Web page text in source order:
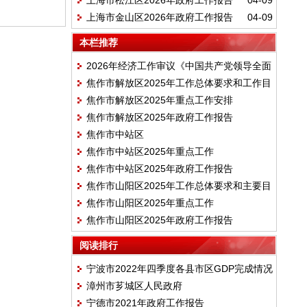
04-09
上海市金山区2026年政府工作报告
本栏推荐
2026年经济工作审议《中国共产党领导全面
依法治国工作条例》
焦作市解放区2025年工作总体要求和工作目
标
焦作市解放区2025年重点工作安排
焦作市解放区2025年政府工作报告
焦作市中站区
焦作市中站区2025年重点工作
焦作市中站区2025年政府工作报告
焦作市山阳区2025年工作总体要求和主要目
标
焦作市山阳区2025年重点工作
焦作市山阳区2025年政府工作报告
阅读排行
宁波市2022年四季度各县市区GDP完成情况
漳州市芗城区人民政府
宁德市2021年政府工作报告